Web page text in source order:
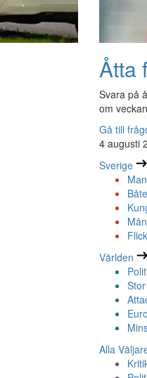
Åtta
Svara på
om
Gå till
4 augusti
Sverige
Världen
Alla